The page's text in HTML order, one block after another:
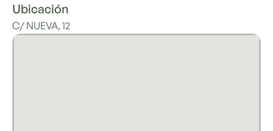
Ubicación
C/ NUEVA, 12